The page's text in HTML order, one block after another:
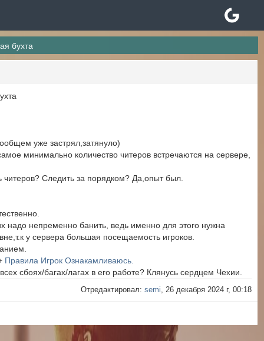
бухта
уже застрял,затянуло)
минимально количество читеров встречаются на сервере,
Следить за порядком? Да,опыт был.
непременно банить, ведь именно для этого нужна
у сервера большая посещаемость игроков.
Правила Игрок Ознакамливаюсь.
сбоях/багах/лагах в его работе? Клянусь сердцем Чехии.
Отредактировал:semi, 26 декабря 2024 г, 00:18